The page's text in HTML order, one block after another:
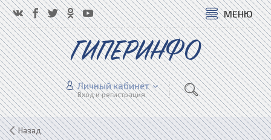
МЕНЮ
ГИПЕРИНФО
Личный кабинет
Вход и регистрация
Назад